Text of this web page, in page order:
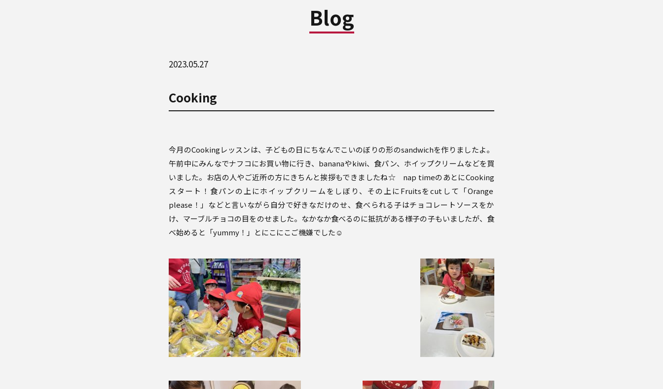
Blog
2023.05.27
Cooking
今月のCookingレッスンは、子どもの日にちなんでこいのぼりの形のsandwichを作りま したよ。
午前中にみんなでナフコにお買い物に行き、bananaやkiwi、食パン、ホイップクリームなどを買
いました。 お店の人やご近所の方にきちんと挨拶もできましたね☆ nap timeのあとにCooking
スタート！ 食パンの上にホイップクリームをしぼり、その上にFruitsをcutして「Orange
please！」などと言いながら自分で好きなだけのせ、 食べられる子はチョコレートソースをか
け、 マーブルチョコの目をのせました。 なかなか食べるのに抵抗がある様子の子もいましたが、 食
べ始めると「yummy！」とにこにこご機嫌でした☺